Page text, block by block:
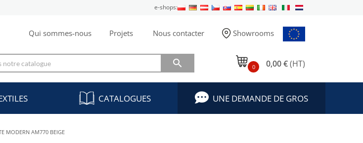
e-shops:
Qui sommes-nous Projets Nous contacter Showrooms
 0 0,00 €(HT)
CATALOGUES UNE DEMANDE DE GROS
MODERN AM770 BEIGE